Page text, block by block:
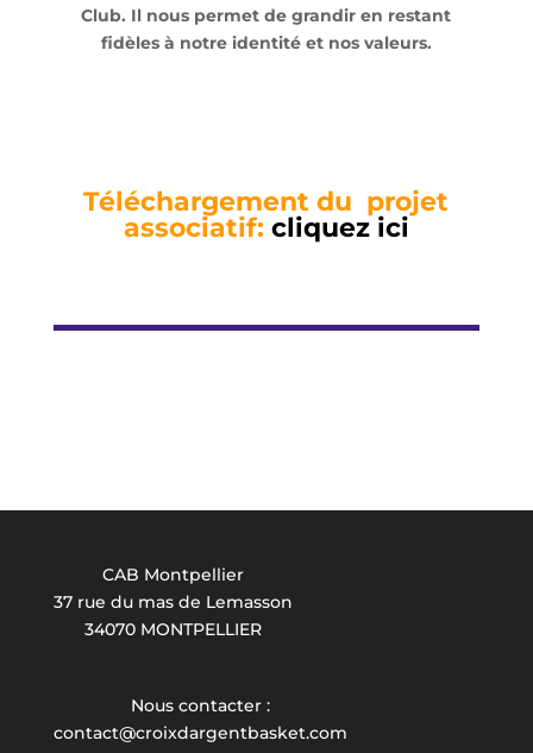
Club. Il nous permet de grandir en restant
fidèles à notre identité et nos valeurs.
Téléchargement du projet
associatif: cliquez ici
CAB Montpellier
37 rue du mas de Lemasson
34070 MONTPELLIER
Nous contacter :
contact@croixdargentbasket.com